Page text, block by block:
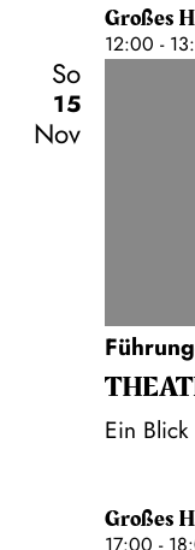
Großes
12:00 -
So
15
Nov
Ein
Großes